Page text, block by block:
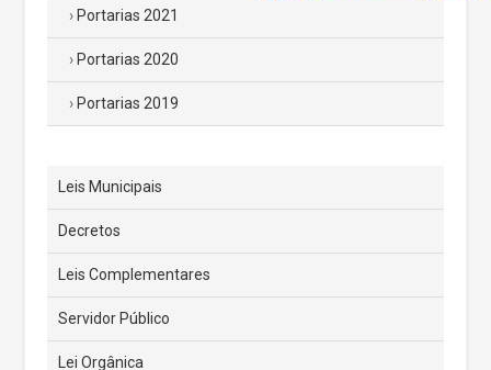
Portarias 2021
Portarias 2020
Portarias 2019
Leis Municipais
Decretos
Leis Complementares
Servidor Público
Lei Orgânica